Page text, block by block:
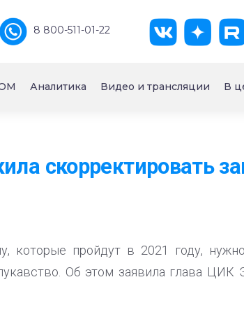
8 800-511-01-22
Аналитика Видео и трансляции В
скорректировать
пройдут в 2021 году, нужно
Об этом заявила глава